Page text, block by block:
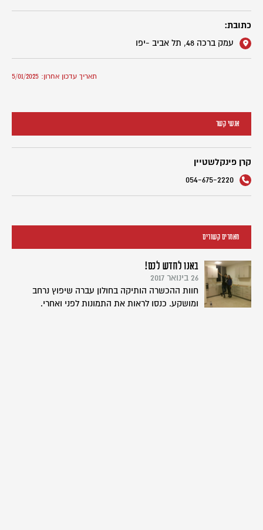
כתובת:
עמק ברכה 48, תל אביב -יפו
תאריך עדכון אחרון: 5/01/2025
אנשי קשר
קרן פינקלשטיין
מאמרים קשורים
באנו לחדש לכם!
26 בינואר 2017
חוות ההכשרה הותיקה בחולון עברה שיפוץ נרחב
ומושקע. כנסו לראות את התמונות לפני ואחרי.